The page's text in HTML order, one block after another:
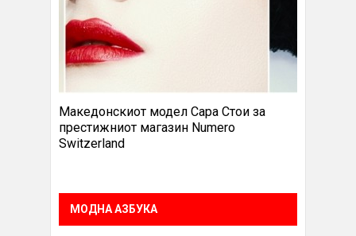
Македонскиот модел Сара Стои за
престижниот магазин Numero
Switzerland
МОДНА АЗБУКА